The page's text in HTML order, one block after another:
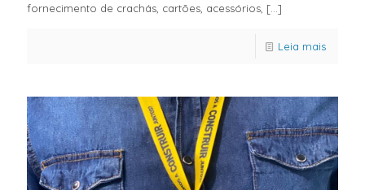
fornecimento de crachás, cartões, acessórios, […]
Leia mais